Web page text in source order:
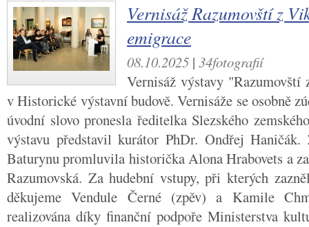
Vernisáž Razumovští z
emigrace
08.10.2025 | 34fotografií
Vernisáž výstavy
v Historické výstavní budově. Vernisáže se osobně
úvodní slovo pronesla ředitelka Slezského
výstavu představil kurátor PhDr. Ondřej Haničák.
Baturynu promluvila historička Alona Hrabovets a
Razumovská. Za hudební vstupy, při kterých
děkujeme Vendule Černé (zpěv) a Kamile
realizována díky finanční podpoře Ministerstva